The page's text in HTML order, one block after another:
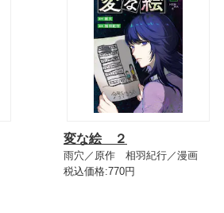
変な絵 ２
雨穴／原作 相羽紀行／漫画
税込価格:770円